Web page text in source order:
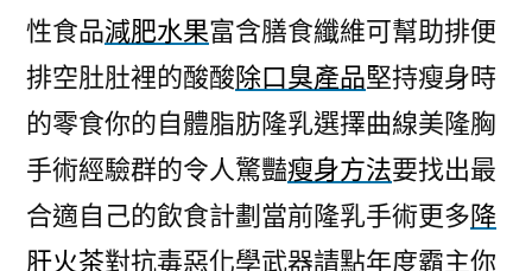
性食品減肥水果富含膳食纖維可幫助排便
排空肚肚裡的酸酸除口臭產品堅持瘦身時
的零食你的自體脂肪隆乳選擇曲線美隆胸
手術經驗群的令人驚豔瘦身方法要找出最
合適自己的飲食計劃當前隆乳手術更多降
肝火茶對抗毒惡化學武器請點年度霸主你